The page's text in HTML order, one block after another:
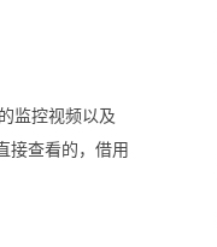
监控视频以及
接查看的，借用